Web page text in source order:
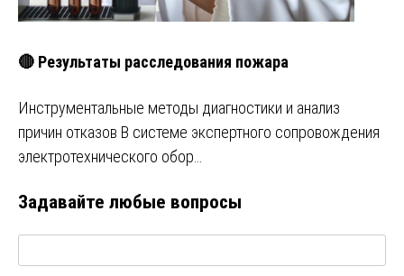
🔴 Результаты расследования пожара
Инструментальные методы диагностики и анализ
причин отказов В системе экспертного сопровождения
электротехнического обор…
Задавайте любые вопросы